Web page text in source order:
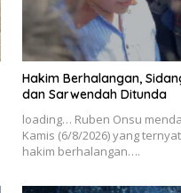
Hakim Berhalangan,
dan Sarwendah Ditunda
loading… Ruben Onsu
Kamis (6/8/2026) yang
hakim berhalangan….